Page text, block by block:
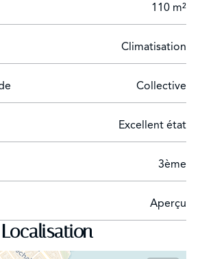
et une cave viennent parfaire ce
offrant un cadre de vie privilégié
plages.
110 m²
Climatisation
Collective
Excellent état
3ème
Aperçu
Localisation